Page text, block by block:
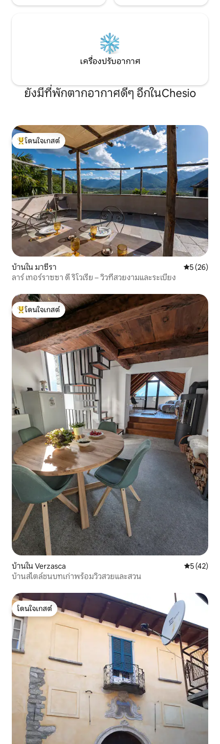
เครื่องปรับอากาศ
ยังมีที่พักตากอากาศดีๆ อีกในChesio
โดนใจเกสต์ที่สุด
โดนใจเกสต์
บ้านใน มาซีรา คะแนนเฉลี่
5 (26)
ลาร์ เทอร์ราซซา ดี ริโวเรีย – วิวที่สวยงามและระเบียง
โดนใจเกสต์ที่สุด
โดนใจเกสต์
บ้านใน Verzasca คะแนนเฉลี่
5 (42)
บ้านสไตล์ชนบทเก่าพร้อมวิวสวยและสวน
โดนใจเกสต์
โดนใจเกสต์